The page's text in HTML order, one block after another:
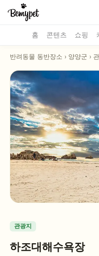
홈 콘텐츠 쇼핑
반려동물 동반장소 › 양양군 ›
관광지
하조대해수욕장